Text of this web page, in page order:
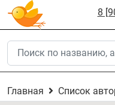
8
Главная Список